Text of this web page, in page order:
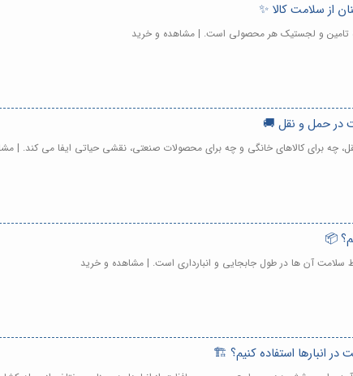
از سلامت کالا ✨
تامین و لجستیک هر محصولی است. | مشاهده و خرید
در حمل و نقل 🚚
چه برای کالاهای خانگی و چه برای محصولات صنعتی، نقشی حیاتی ایفا می کند. |
📦
سلامت آن ها در طول جابجایی و انبارداری است. | مشاهده و خرید
انبارها استفاده کنیم؟ 🏗️